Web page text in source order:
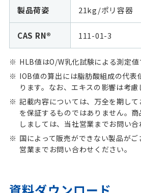
製品荷姿 21kg/ポリ容器
CAS RN® 111-01-3
HLB値はO/W乳化試験による測定値
IOB値の算出には脂肪酸組成の代表
ります。なお、エキスの影響は考慮
記載内容については、万全を期し
を保証するものではありません。
しましては、当社営業までお問い合
国によって販売ができない製品が
営業までお問い合わせください。